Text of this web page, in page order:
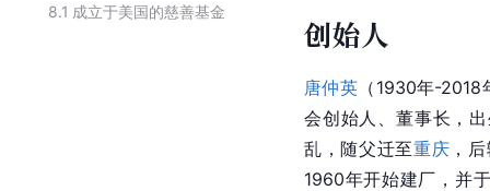
8.1 成立于美国的慈善基金
创始人
唐仲英 （1930年-
会创始人、董事长，
乱，随父迁至重庆 ，
1960年开始建厂，并